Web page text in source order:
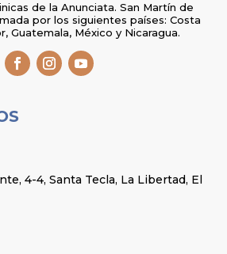
de la Anunciata. San Martín de
por los siguientes países: Costa
Guatemala, México y Nicaragua.
4-4, Santa Tecla, La Libertad, El